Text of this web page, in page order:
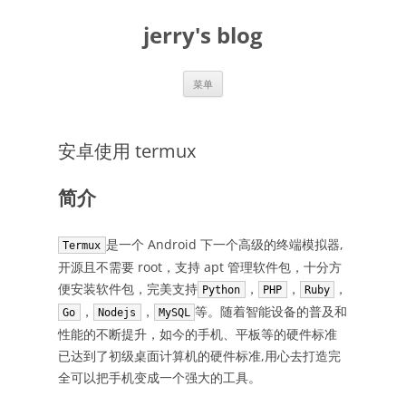
jerry's blog
菜单
安卓使用 termux
简介
Termux 是一个 Android 下一个高级的终端模拟器,
开源且不需要 root，支持 apt 管理软件包，十分方
便安装软件包，完美支持 Python ， PHP ， Ruby ，
Go ， Nodejs ， MySQL 等。随着智能设备的普及和
性能的不断提升，如今的手机、平板等的硬件标准
已达到了初级桌面计算机的硬件标准,用心去打造完
全可以把手机变成一个强大的工具。